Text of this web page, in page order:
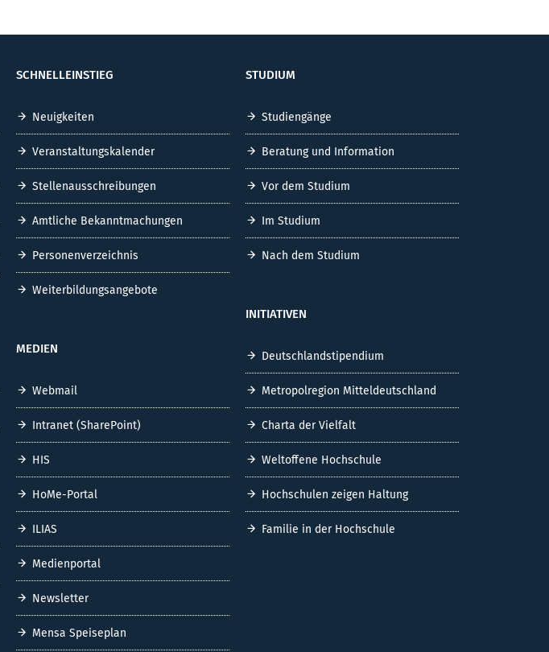
SCHNELLEINSTIEG
Neuigkeiten
Veranstaltungskalender
Stellenausschreibungen
Amtliche Bekanntmachungen
Personenverzeichnis
Weiterbildungsangebote
MEDIEN
Webmail
Intranet (SharePoint)
HIS
HoMe-Portal
ILIAS
Medienportal
Newsletter
Mensa Speiseplan
STUDIUM
Studiengänge
Beratung und Information
Vor dem Studium
Im Studium
Nach dem Studium
INITIATIVEN
Deutschlandstipendium
Metropolregion Mitteldeutschland
Charta der Vielfalt
Weltoffene Hochschule
Hochschulen zeigen Haltung
Familie in der Hochschule